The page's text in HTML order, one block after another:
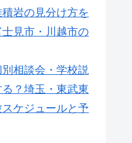
積岩の見分け方を
見市・川越市の
相談会・学校説
？埼玉・東武東
スケジュールと予